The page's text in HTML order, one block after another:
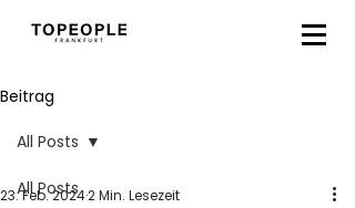
Beitrag
All Posts
All Posts
23. Feb. 20242 Min. Lesezeit